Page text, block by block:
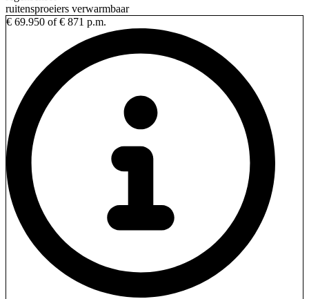
ruitensproeiers verwarmbaar
€ 69.950 of € 871 p.m.